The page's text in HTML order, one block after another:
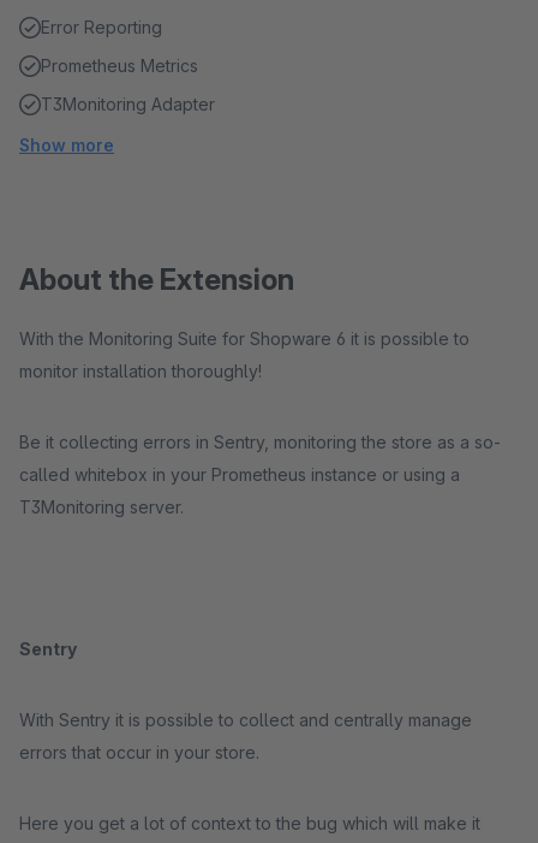
Error Reporting
Prometheus Metrics
T3Monitoring Adapter
Show more
About the Extension
With the Monitoring Suite for Shopware 6 it is possible to
monitor installation thoroughly!
Be it collecting errors in Sentry, monitoring the store as a so-
called whitebox in your Prometheus instance or using a
T3Monitoring server.
Sentry
With Sentry it is possible to collect and centrally manage
errors that occur in your store.
Here you get a lot of context to the bug which will make it